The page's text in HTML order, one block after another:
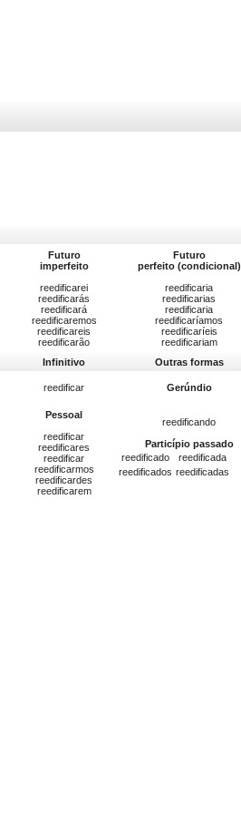
Futuro
imperfeito
Futuro
perfeito (condicional)
reedificarei
reedificarás
reedificará
reedificaremos
reedificareis
reedificarão
reedificaria
reedificarias
reedificaria
reedificaríamos
reedificaríeis
reedificariam
Infinitivo Outras formas
reedificar Gerúndio
Pessoal
reedificar
reedificares
reedificar
reedificarmos
reedificardes
reedificarem
reedificando
Particípio passado
reedificado
reedificada
reedificados reedificadas